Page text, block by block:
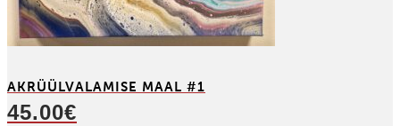
AKRÜÜL­VALAMISE MAAL #1
45.00€